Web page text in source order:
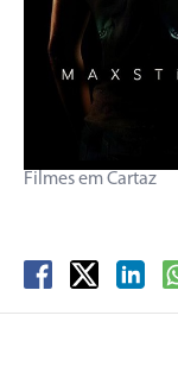
Filmes em Cartaz